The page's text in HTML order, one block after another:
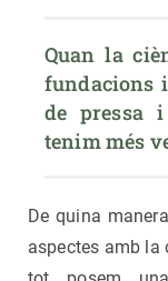
Quan la
fundacions
de pressa
tenim més
De quina
aspectes amb la